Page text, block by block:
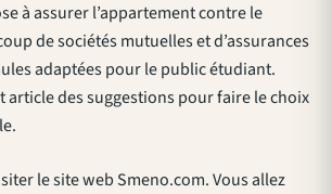
à assurer l’appartement contre le
de sociétés mutuelles et d’assurances
adaptées pour le public étudiant.
article des suggestions pour faire le choix
le site web Smeno.com. Vous allez